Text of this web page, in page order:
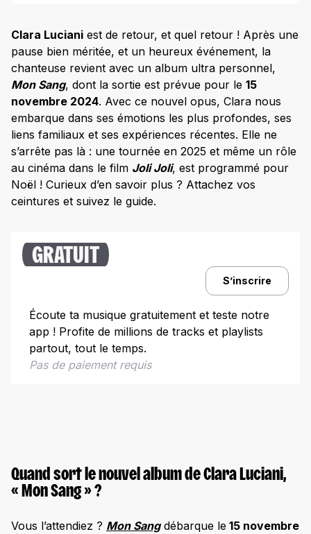
« Mon Sang » ?
Quels sont les nouveaux singles de Clara Luciani
?
Clara s’entoure de nouveaux talents
L’évolution artistique de Clara Luciani : des
thèmes personnels en musique
Les thèmes de Mon Sang : entre famille et introspection
Évolution artistique : de « Cœur » à « Mon Sang »
La tournée 2025 : dates, lieux et comment y
Comment acheter l’album « Mon Sang » et quels
formats sont disponibles ?
Le cinéma : Clara Luciani brille aussi sur grand
Clara Luciani est de retour, et quel retour ! Après une
pause bien méritée, et un heureux événement, la
chanteuse revient avec un album ultra personnel,
Mon Sang, dont la sortie est prévue pour le 15
novembre 2024. Avec ce nouvel opus, Clara nous
embarque dans ses émotions les plus profondes, ses
liens familiaux et ses expériences récentes. Elle ne
s’arrête pas là : une tournée en 2025 et même un rôle
au cinéma dans le film Joli Joli, est programmé pour
Noël ! Curieux d’en savoir plus ? Attachez vos
ceintures et suivez le guide.
GRATUIT
S’inscrire
Écoute ta musique gratuitement et teste notre
app ! Profite de millions de tracks et playlists
partout, tout le temps.
Pas de paiement requis
Quand sort le nouvel album de Clara Luciani,
« Mon Sang » ?
Vous l’attendiez ? Mon Sangdébarque le 15 novembre